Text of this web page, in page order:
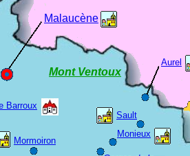
Sault
Barroux
Aurel
Malaucène
Monieux
Mormoiron
Mont Ventoux